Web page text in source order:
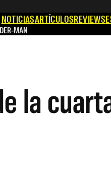
NOTICIASARTÍCULOSREVIEWS
MAN
la